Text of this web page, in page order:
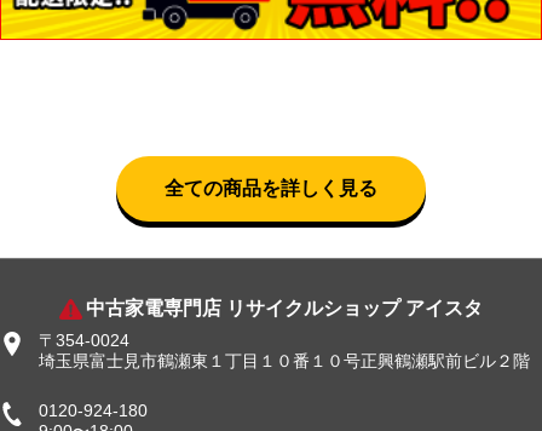
全ての商品を詳しく見る
中古家電専門店 リサイクルショップ アイスタ
〒354-0024
埼玉県富士見市鶴瀬東１丁目１０番１０号正興鶴瀬駅前ビル２階
0120-924-180